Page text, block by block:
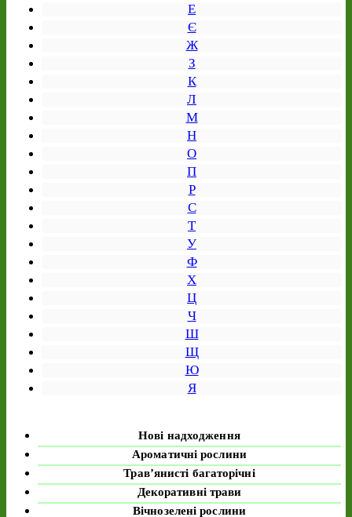
Е
Є
Ж
З
К
Л
М
Н
О
П
Р
С
Т
У
Ф
Х
Ц
Ч
Ш
Щ
Ю
Я
Нові надходження
Ароматичні рослини
Трав’янисті багаторічні
Декоративні трави
Вічнозелені рослини